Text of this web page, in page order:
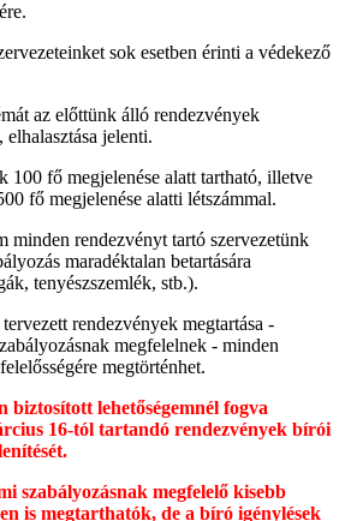
sok esetben érinti a védekező
az előttünk álló rendezvények
elhalasztása jelenti.
100 fő megjelenése alatt tartható, illetve
fő megjelenése alatti létszámmal.
minden rendezvényt tartó szervezetünk
maradéktalan betartására
tenyészszemlék, stb.).
rendezvények megtartása -
megfelelnek - minden
megtörténhet.
lehetőségemnél fogva
16-tól tartandó rendezvények bírói
szabályozásnak megfelelő kisebb
is megtarthatók, de a bíró igénylések